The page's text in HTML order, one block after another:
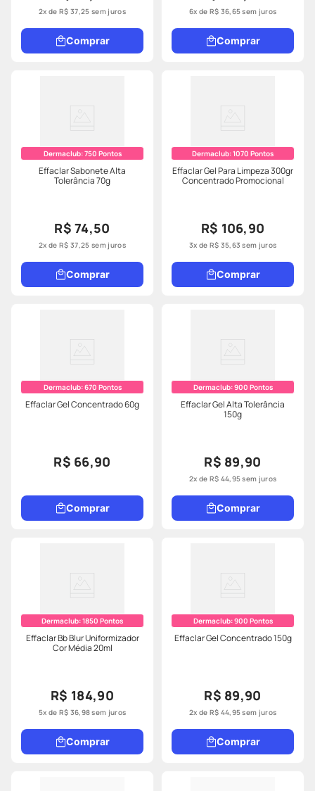
2x deR$ 37,25 sem juros
Comprar
6x de R$ 36,65sem juros
Comprar
Dermaclub:750 Pontos
Effaclar Sabonete Alta
Tolerância 70g
R$ 74,50
2x deR$ 37,25 sem juros
Comprar
Dermaclub:1070 Pontos
Effaclar Gel Para Limpeza 300gr
Concentrado Promocional
R$ 106,90
3x de R$ 35,63 sem juros
Comprar
Dermaclub:670 Pontos
Effaclar Gel Concentrado 60g
R$ 66,90
Comprar
Dermaclub:900 Pontos
Effaclar Gel Alta Tolerância
150g
R$ 89,90
2x de R$ 44,95sem juros
Comprar
Dermaclub:1850 Pontos
Effaclar Bb Blur Uniformizador
Cor Média 20ml
R$ 184,90
5x de R$ 36,98sem juros
Comprar
Dermaclub:900 Pontos
Effaclar Gel Concentrado 150g
R$ 89,90
2x de R$ 44,95sem juros
Comprar